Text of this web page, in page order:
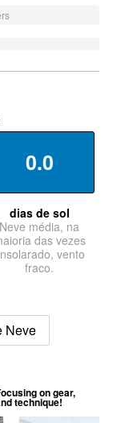
0.0
dias de sol
Neve média, na
das vezes
vento
fraco.
Neve